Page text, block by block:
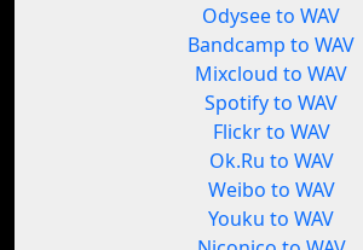
Odysee to WAV
Bandcamp to WAV
Mixcloud to WAV
Spotify to WAV
Flickr to WAV
Ok.Ru to WAV
Weibo to WAV
Youku to WAV